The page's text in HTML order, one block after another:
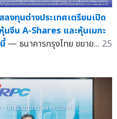
ลงทุนต่างประเทศเตรียมเปิด
นจีน A-Shares และหุ้นเมกะ
— ธนาคารกรุงไทย ขยาย... 25